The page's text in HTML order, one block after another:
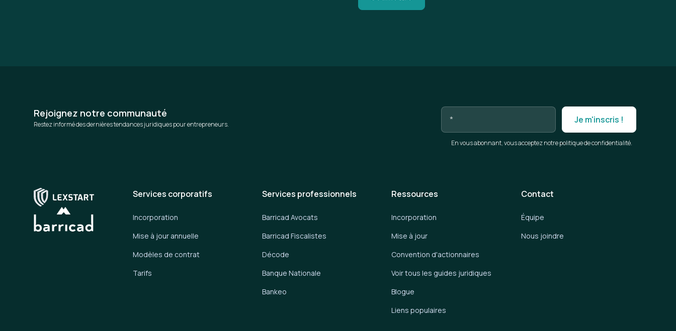
Rejoignez notre communauté
Restez informé des dernières tendances juridiques pour entrepreneurs.
En vous abonnant, vous acceptez notre politique de confidentialité.
Services corporatifs
Incorporation
Mise à jour annuelle
Modèles de contrat
Tarifs
Services professionnels
Barricad Avocats
Barricad Fiscalistes
Décode
Banque Nationale
Bankeo
Ressources
Incorporation
Mise à jour
Convention d'actionnaires
Voir tous les guides juridiques
Blogue
Liens populaires
Contact
Équipe
Nous joindre